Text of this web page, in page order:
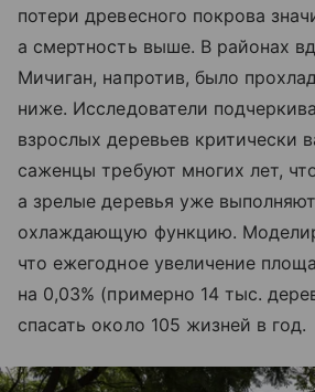
потери древесного покрова
а смертность выше. В районах
Мичиган, напротив, было
ниже. Исследователи
взрослых деревьев критически
саженцы требуют многих лет,
а зрелые деревья уже
охлаждающую функцию.
что ежегодное увеличение
на 0,03% (примерно 14 тыс.
спасать около 105 жизней в год.